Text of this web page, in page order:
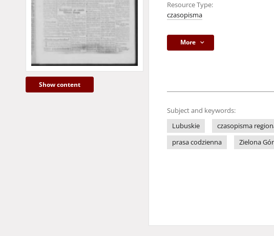
Show content
Resource Type:
czasopisma
More
Subject and keywords:
Lubuskie
czasopisma
prasa codzienna
Zielona